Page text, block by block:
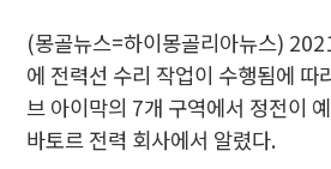
(몽골뉴스=하이몽골리아뉴스)
에 전력선 수리 작업이 수행됨에 따
브 아이막의 7개 구역에서 정전이
바토르 전력 회사에서 알렸다.